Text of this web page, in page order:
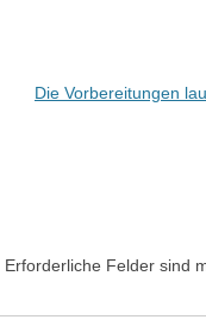
Die Vorbereitungen
Erforderliche Felder sind